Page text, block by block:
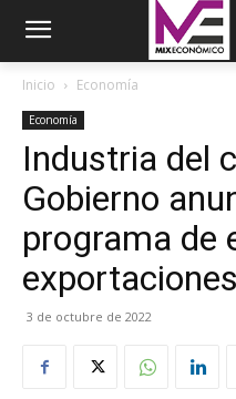
Inicio Economía
Economía
Industria del
Gobierno
programa de
exportaciones
3 de octubre de 2022